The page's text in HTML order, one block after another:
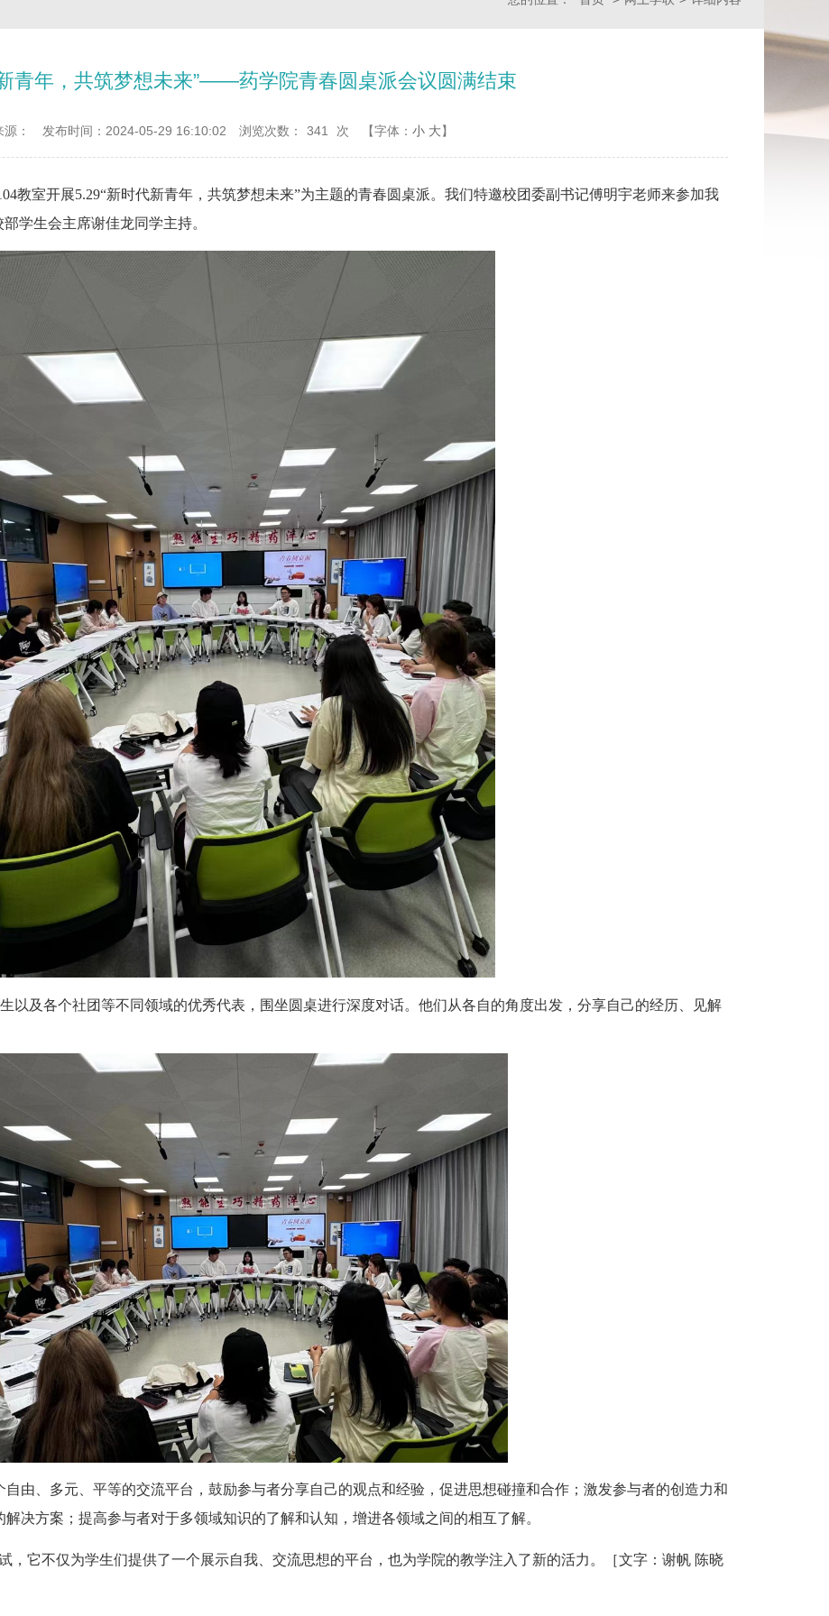
青年，共筑梦想未来”——药学院青春圆桌派会议圆满结束
源： 发布时间：2024-05-29 16:10:02 浏览次数： 341 次 【字体： 小 大】
教室开展5.29“新时代新青年，共筑梦想未来”为主题的青春圆桌派。 我们特邀校团委副书记傅明宇老师来参加我
学生会主席谢佳龙同学主持。
以及各个社团等不同领域的优秀代表，围坐圆桌进行深度对话。他们从各自的角度出发，分享自己的经历、见解
由、多元、平等的交流平台，鼓励参与者分享自己的观点和经验，促进思想碰撞和合作；激发参与者的创造力和
决方案；提高参与者对于多领域知识的了解和认知，增进各领域之间的相互了解。
，它不仅为学生们提供了一个展示自我、交流思想的平台，也为学院的教学注入了新的活力。
［文字：谢帆 陈晓